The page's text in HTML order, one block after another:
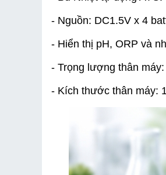
- Nguồn: DC1.5V x 4
- Hiển thị pH, ORP và
- Trọng lượng thân
- Kích thước thân máy: